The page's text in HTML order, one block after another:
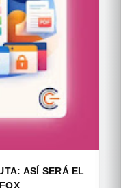
ASÍ SERÁ EL